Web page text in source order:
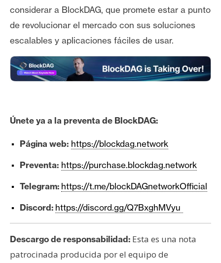
considerar a BlockDAG, que promete estar a punto
de revolucionar el mercado con sus soluciones
escalables y aplicaciones fáciles de usar.
Únete ya a la preventa de BlockDAG:
Página web: https://blockdag.network
Preventa: https://purchase.blockdag.network
Telegram: https://t.me/blockDAGnetworkOfficial
Discord: https://discord.gg/Q7BxghMVyu
Descargo de responsabilidad: Esta es una nota
patrocinada producida por el equipo de